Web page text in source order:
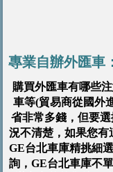
專業自辦外匯車
購買外匯車有哪些
車等(貿易商從國外
省非常多錢，但要
況不清楚，如果您有
GE台北車庫精挑細
詢，GE台北車庫不